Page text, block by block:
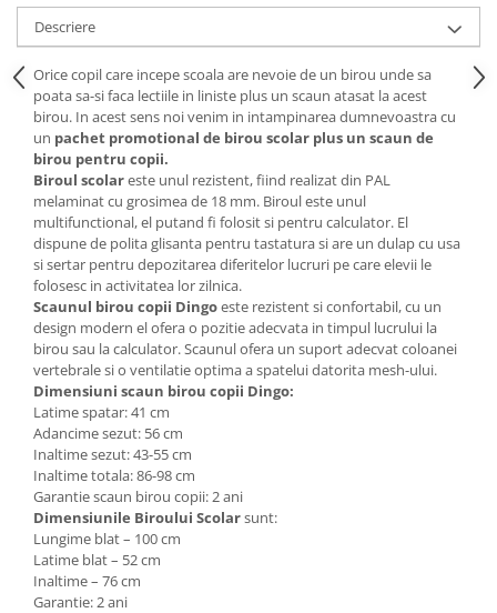
Mese gradinita
Set mese si scaune gradinita
Mobilier copii
Mobila camera copii
Scaune birou pentru copii
Saltele patuturi copii
Paturi copii
Masa si scaune gradinita
Seturi comode living si dormitor
Descriere
Orice copil care incepe scoala are nevoie de un birou unde sa
poata sa-si faca lectiile in liniste plus un scaun atasat la acest
birou. In acest sens noi venim in intampinarea dumnevoastra cu
un pachet promotional de birou scolar plus un scaun de
birou pentru copii.
Biroul scolareste unul rezistent, fiind realizat din PAL
melaminat cu grosimea de 18 mm. Biroul este unul
multifunctional, el putand fi folosit si pentru calculator. El
dispune de polita glisanta pentru tastatura si are un dulap cu usa
si sertar pentru depozitarea diferitelor lucruri pe care elevii le
folosesc in activitatea lor zilnica.
Scaunul birou copii Dingoeste rezistent si confortabil, cu un
design modern el ofera o pozitie adecvata in timpul lucrului la
birou sau la calculator. Scaunul ofera un suport adecvat coloanei
vertebrale si o ventilatie optima a spatelui datorita mesh-ului.
Dimensiuni scaun birou copii Dingo:
Latime spatar: 41 cm
Adancime sezut: 56 cm
Inaltime sezut: 43-55 cm
Inaltime totala: 86-98 cm
Garantie scaun birou copii: 2 ani
Dimensiunile Biroului Scolarsunt:
Lungime blat – 100 cm
Latime blat – 52 cm
Inaltime – 76 cm
Garantie: 2 ani